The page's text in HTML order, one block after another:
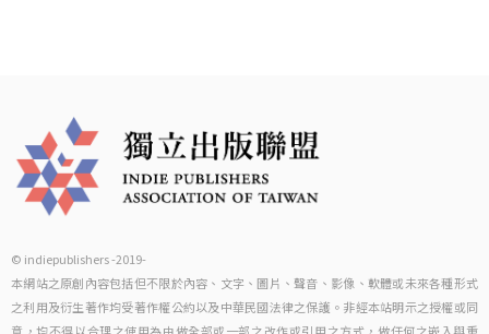
© indiepublishers -2019-
本網站之原創內容包括但不限於內容、文字、圖片、聲音、影像、軟體或未來各種形式
之利用及衍生著作均受著作權公約以及中華民國法律之保護。非經本站明示之授權或同